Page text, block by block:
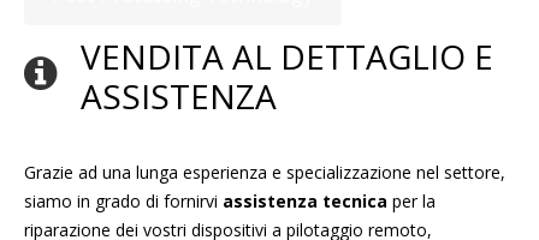
VENDITA AL DETTAGLIO E
ASSISTENZA
Grazie ad una lunga esperienza e specializzazione nel settore,
siamo in grado di fornirvi assistenza tecnica per la
riparazione dei vostri dispositivi a pilotaggio remoto,